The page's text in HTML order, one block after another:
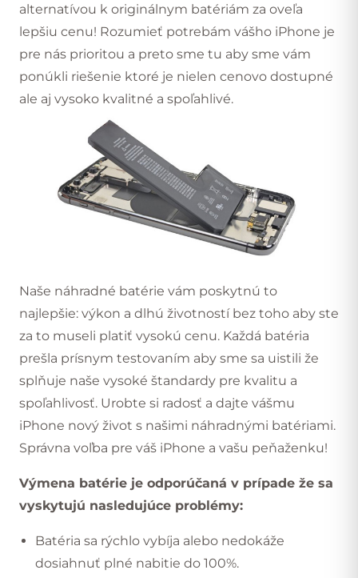
alternatívou k originálnym batériám za oveľa
lepšiu cenu! Rozumieť potrebám vášho iPhone je
pre nás prioritou a preto sme tu aby sme vám
ponúkli riešenie ktoré je nielen cenovo dostupné
ale aj vysoko kvalitné a spoľahlivé.
Naše náhradné batérie vám poskytnú to
najlepšie: výkon a dlhú životností bez toho aby ste
za to museli platiť vysokú cenu. Každá batéria
prešla prísnym testovaním aby sme sa uistili že
splňuje naše vysoké štandardy pre kvalitu a
spoľahlivosť. Urobte si radosť a dajte vášmu
iPhone nový život s našimi náhradnými batériami.
Správna voľba pre váš iPhone a vašu peňaženku!
Výmena batérie je odporúčaná v prípade že sa
vyskytujú nasledujúce problémy:
Batéria sa rýchlo vybíja alebo nedokáže
dosiahnuť plné nabitie do 100%.